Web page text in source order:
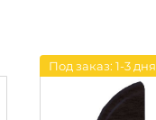
Под заказ: 1-3 дня